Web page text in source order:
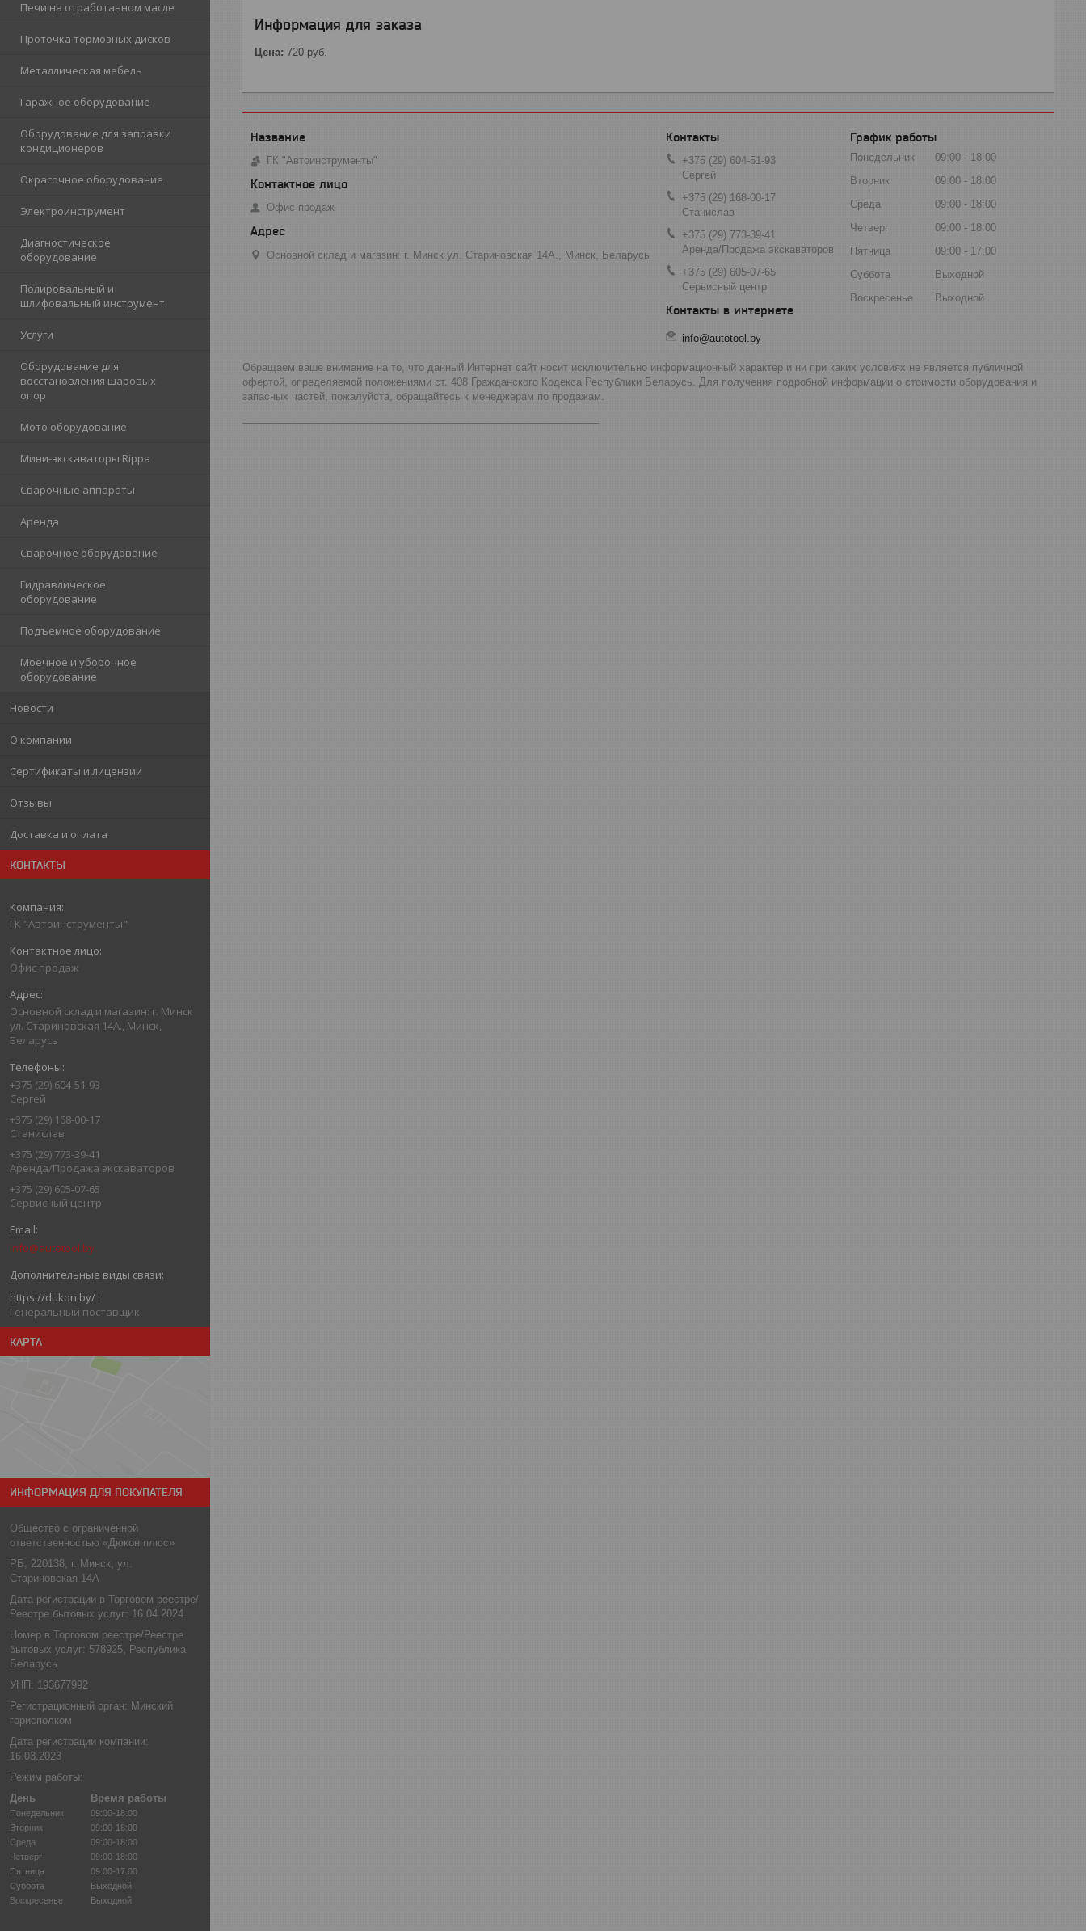
Печи на отработанном масле
Проточка тормозных дисков
Металлическая мебель
Гаражное оборудование
Оборудование для заправки
кондиционеров
Окрасочное оборудование
Электроинструмент
Диагностическое
оборудование
Полировальный и
шлифовальный инструмент
Услуги
Оборудование для
восстановления шаровых
опор
Мото оборудование
Мини-экскаваторы Rippa
Сварочные аппараты
Аренда
Сварочное оборудование
Гидравлическое
оборудование
Подъемное оборудование
Моечное и уборочное
оборудование
Новости
О компании
Сертификаты и лицензии
Отзывы
Доставка и оплата
КОНТАКТЫ
ГК "Автоинструменты"
Офис продаж
Основной склад и магазин: г. Минск
ул. Стариновская 14А., Минск,
Беларусь
+375 (29) 604-51-93
Сергей
+375 (29) 168-00-17
Станислав
+375 (29) 773-39-41
Аренда/Продажа экскаваторов
+375 (29) 605-07-65
Сервисный центр
info@autotool.by
https://dukon.by/
Генеральный поставщик
КАРТА
ИНФОРМАЦИЯ ДЛЯ ПОКУПАТЕЛЯ
Общество с ограниченной
ответственностью «Дюкон плюс»
РБ, 220138, г. Минск, ул.
Стариновская 14А
Дата регистрации в Торговом реестре/
Реестре бытовых услуг: 16.04.2024
Номер в Торговом реестре/Реестре
бытовых услуг: 578925, Республика
Беларусь
УНП: 193677992
Регистрационный орган: Минский
горисполком
Дата регистрации компании:
16.03.2023
Режим работы:
День
Время работы
Понедельник
09:00-18:00
Вторник
09:00-18:00
Среда
09:00-18:00
Четверг
09:00-18:00
Пятница
09:00-17:00
Суббота
Выходной
Воскресенье
Выходной
Информация для заказа
Цена: 720 руб.
ГК "Автоинструменты"
Офис продаж
Основной склад и магазин: г. Минск ул. Стариновская 14А., Минск, Беларусь
+375 (29) 604-51-93
Сергей
+375 (29) 168-00-17
Станислав
+375 (29) 773-39-41
Аренда/Продажа экскаваторов
+375 (29) 605-07-65
Сервисный центр
info@autotool.by
График работы
Понедельник 09:00
18:00
Вторник
09:00
18:00
Среда
09:00
18:00
Четверг
09:00
18:00
Пятница
09:00
17:00
Суббота
Выходной
Воскресенье
Выходной
Обращаем ваше внимание на то, что данный Интернет сайт носит исключительно информационный характер и ни при каких условиях не является публичной
офертой, определяемой положениями ст. 408 Гражданского Кодекса Республики Беларусь. Для получения подробной информации о стоимости оборудования и
запасных частей, пожалуйста, обращайтесь к менеджерам по продажам.